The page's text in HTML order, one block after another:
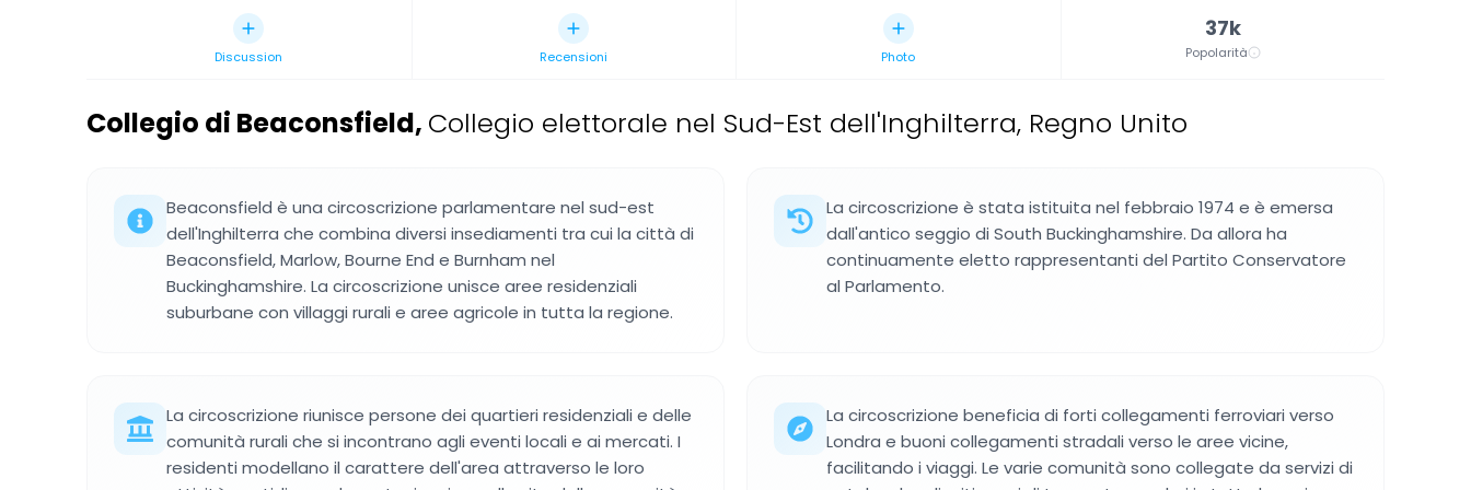
Discussion Recensioni Photo
37k
Popolarità
Collegio di Beaconsfield, Collegio elettorale nel Sud-Est dell'Inghilterra, Regno Unito
Beaconsfield è una circoscrizione parlamentare nel sud-est
dell'Inghilterra che combina diversi insediamenti tra cui la città di
Beaconsfield, Marlow, Bourne End e Burnham nel
Buckinghamshire. La circoscrizione unisce aree residenziali
suburbane con villaggi rurali e aree agricole in tutta la regione.
La circoscrizione è stata istituita nel febbraio 1974 e è emersa
dall'antico seggio di South Buckinghamshire. Da allora ha
continuamente eletto rappresentanti del Partito Conservatore
al Parlamento.
La circoscrizione riunisce persone dei quartieri residenziali e delle
comunità rurali che si incontrano agli eventi locali e ai mercati. I
residenti modellano il carattere dell'area attraverso le loro
La circoscrizione beneficia di forti collegamenti ferroviari verso
Londra e buoni collegamenti stradali verso le aree vicine,
facilitando i viaggi. Le varie comunità sono collegate da servizi di